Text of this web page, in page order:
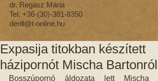
dr. Regász Mária
Tel: +36-(30)-381-8350
derill@t-online.hu
Expasija titokban készített
házipornót Mischa Bartonról
Bosszúpornó áldozata lett Mischa